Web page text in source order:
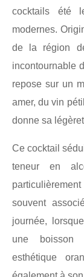
cocktails été
modernes.
de la région
incontournable
repose sur un
amer, du vin
donne sa
Ce cocktail
teneur en
souvent
journée,
une boisson
esthétique